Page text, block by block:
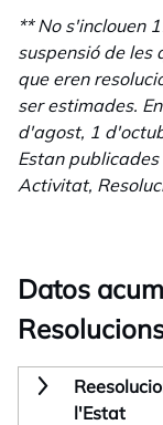
** No s'inclouen
suspensió de les
que eren
ser estimades.
d'agost, 1
Estan
Activitat,
Datos
l'Estat